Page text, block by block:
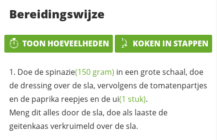
Bereidingswijze
TOON HOEVEELHEDEN KOKEN IN STAPPEN
Doe despinazie(150 gram) in een grote schaal, doe
de dressing over de sla, vervolgens de tomatenpartjes
en de paprika reepjes en de ui(1 stuk).
Meng dit alles door de sla, doe als laaste de
geitenkaas verkruimeld over de sla.